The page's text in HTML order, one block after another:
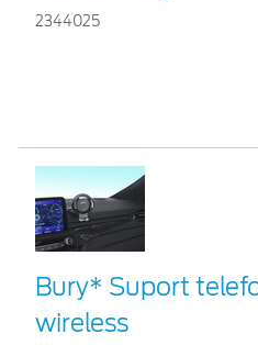
2344025
Bury* Suport
wireless